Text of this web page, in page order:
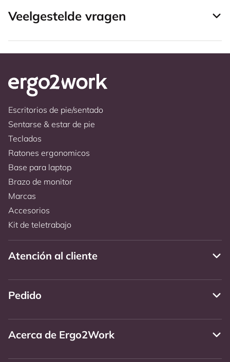
Veelgestelde vragen
Escritorios de pie/sentado
Sentarse & estar de pie
Teclados
Ratones ergonomicos
Base para laptop
Brazo de monitor
Marcas
Accesorios
Kit de teletrabajo
Atención al cliente
Pedido
Acerca de Ergo2Work